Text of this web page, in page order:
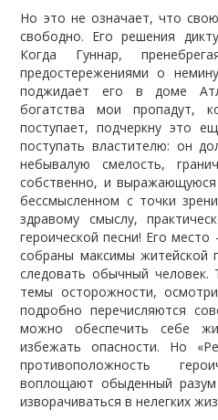
Но это не означает, что
свободно. Его решения
Когда Гуннар,
предостережениями о
поджидает его в доме
богатства мои пропадут,
поступает, подчеркну это
поступать властителю: он
небывалую смелость,
собственно, и выражающуюся
бессмысленном с точки
здравому смыслу,
героической песни! Его
собраны максимы житейской
следовать обычный человек.
темы осторожности,
подробно перечисляются
можно обеспечить себе
избежать опасности. Но
противоположность
воплощают обыденный разум
изворачиваться в нелегких